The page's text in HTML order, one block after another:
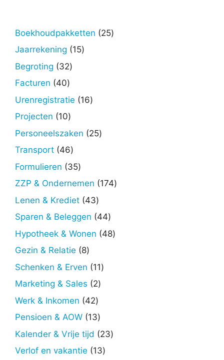
Boekhoudpakketten 2525
Jaarrekening 1515
Begroting 3232
Facturen 4040
producten
Urenregistratie 1616
Projecten 1010
producten
Personeelszaken 2525
Transport 4646
producten
Formulieren 3535
producten
ZZP & Ondernemen 174174
Lenen & Krediet 4343
producten
Sparen & Beleggen 4444
producten
Hypotheek & Wonen 4848
Gezin & Relatie 88
producten
Schenken & Erven 1111
Marketing & Sales 22
Werk & Inkomen 4242
producten
Pensioen & AOW 1313
producten
Kalender & Vrije tijd 2323
Verlof en vakantie 1313